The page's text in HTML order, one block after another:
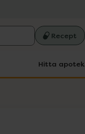
Recept
Hitta apotek